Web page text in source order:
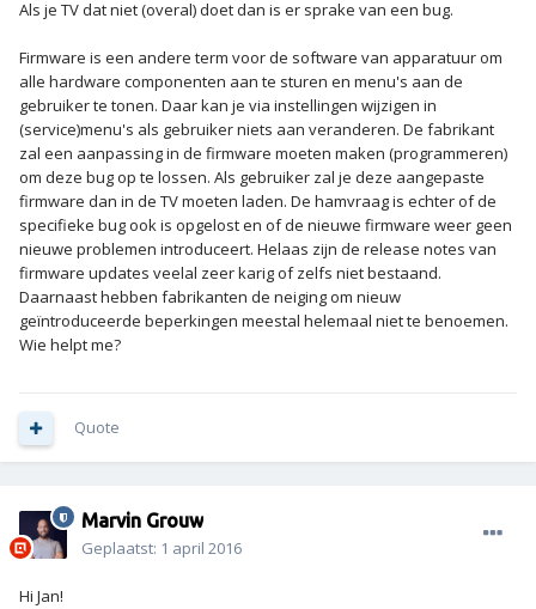
Als je TV dat niet (overal) doet dan is er sprake van een bug.
Firmware is een andere term voor de software van apparatuur om
alle hardware componenten aan te sturen en menu's aan de
gebruiker te tonen. Daar kan je via instellingen wijzigen in
(service)menu's als gebruiker niets aan veranderen. De fabrikant
zal een aanpassing in de firmware moeten maken (programmeren)
om deze bug op te lossen. Als gebruiker zal je deze aangepaste
firmware dan in de TV moeten laden. De hamvraag is echter of de
specifieke bug ook is opgelost en of de nieuwe firmware weer geen
nieuwe problemen introduceert. Helaas zijn de release notes van
firmware updates veelal zeer karig of zelfs niet bestaand.
Daarnaast hebben fabrikanten de neiging om nieuw
geïntroduceerde beperkingen meestal helemaal niet te benoemen.
Wie helpt me?
Quote
Marvin Grouw
Geplaatst: 1 april 2016
Hi Jan!